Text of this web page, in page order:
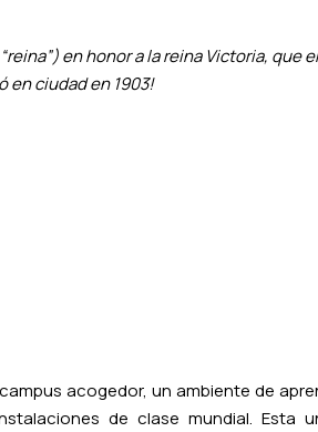
en honor a la reina Victoria, que
en ciudad en 1903!
acogedor, un ambiente de
de clase mundial. Esta